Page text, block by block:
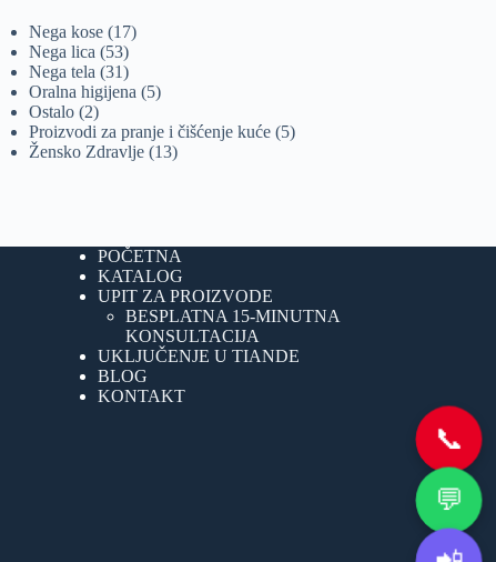
Nega kose 1717
Nega lica 5353
proizvoda
Nega tela 3131
proizvod
Oralna higijena 55
Ostalo 22
proizvoda
Proizvodi za pranje i čišćenje kuće 55
Žensko Zdravlje 1313
POČETNA
KATALOG
UPIT ZA PROIZVODE
BESPLATNA 15-MINUTNA
KONSULTACIJA
UKLJUČENJE U TIANDE
BLOG
KONTAKT
📞
💬